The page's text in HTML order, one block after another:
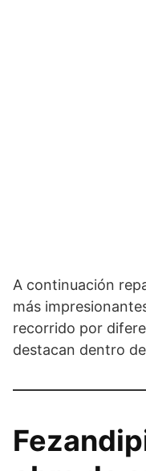
A continuación
más
recorrido por
destacan dentro